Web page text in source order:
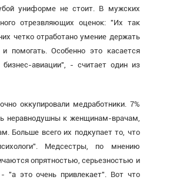
униформе не стоит. В мужских
отрезвляющих оценок: "Их так
четко отработано умение держать
помогать. Особенно это касается
бизнес-авиации", - считает один из
оккупировали медработники. 7%
неравнодушны к женщинам-врачам,
Больше всего их подкупает то, что
Медсестры, по мнению
опрятностью, серьезностью и
- "а это очень привлекает". Вот что